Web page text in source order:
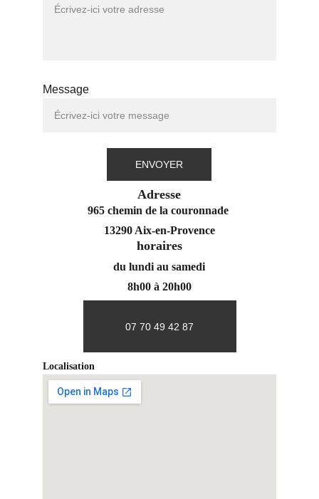
Message
ENVOYER
Adresse
965 chemin de la couronnade
13290 Aix-en-Provence
07 70 49 42 87
Localisation
horaires
du lundi au samedi
8h00 à 20h00